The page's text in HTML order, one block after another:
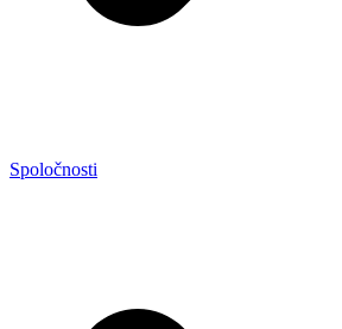
Spoločnosti